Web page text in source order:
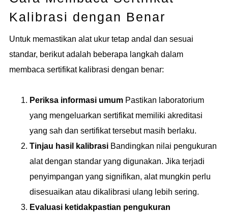
Kalibrasi dengan Benar
Untuk memastikan alat ukur tetap andal dan sesuai
standar, berikut adalah beberapa langkah dalam
membaca sertifikat kalibrasi dengan benar:
Periksa informasi umum Pastikan laboratorium
yang mengeluarkan sertifikat memiliki akreditasi
yang sah dan sertifikat tersebut masih berlaku.
Tinjau hasil kalibrasi Bandingkan nilai pengukuran
alat dengan standar yang digunakan. Jika terjadi
penyimpangan yang signifikan, alat mungkin perlu
disesuaikan atau dikalibrasi ulang lebih sering.
Evaluasi ketidakpastian pengukuran